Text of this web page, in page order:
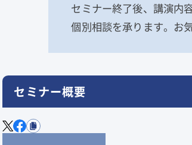
セミナー終了後、講演内
個別相談を承ります。お
セミナー概要